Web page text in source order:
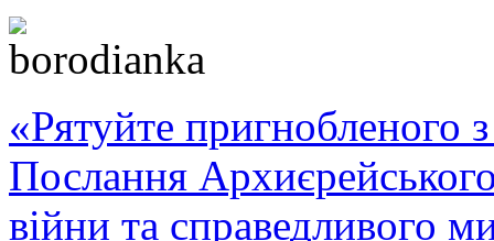
«Рятуйте пригнобленого
Послання
війни та справедливого